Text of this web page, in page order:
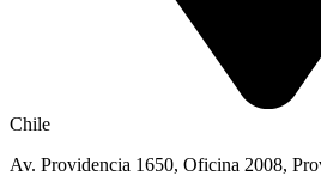
Chile
Av. Providencia 1650, Oficina 2008,